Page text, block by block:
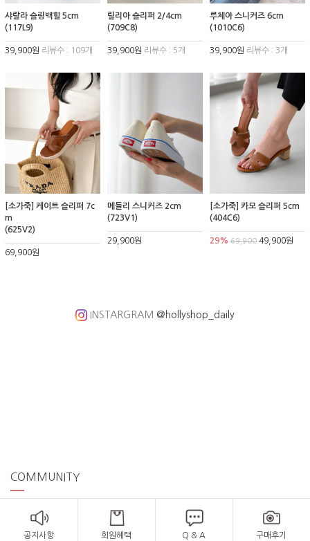
샤랄라 슬링백힐 5cm
(117L9)
39,900원 리뷰수 : 109개
릴리아 슬리퍼 2/4cm
(709C8)
39,900원 리뷰수 : 5개
루체아 스니커즈 6cm
(1010C6)
39,900원 리뷰수 : 3개
[소가죽] 케이트 슬리퍼 7c
m
(625V2)
69,900원
메들리 스니커즈 2cm
(723V1)
29,900원
[소가죽] 카모 슬리퍼 5cm
(404C6)
29% 69,90049,900원
INSTARGRAM @hollyshop_daily
COMMUNITY
공지사항 회원혜택 Q & A 구매후기